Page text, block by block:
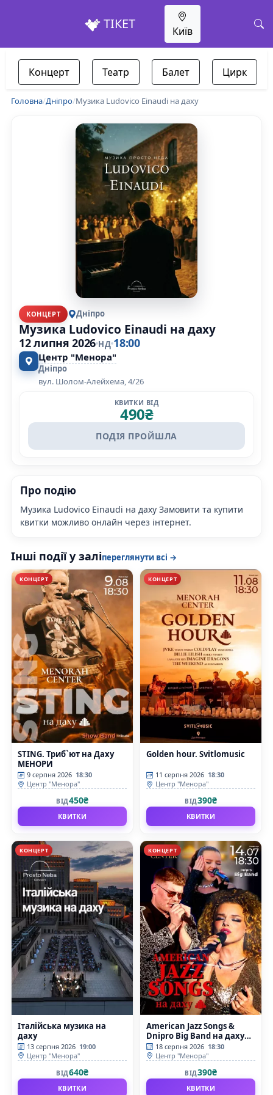
ТІКЕТ Київ
Концерт Театр Балет Цирк
Головна/Дніпро/Музика Ludovico Einaudi на даху
КОНЦЕРТ Дніпро
Музика Ludovico Einaudi на даху
12 липня 2026 НД 18:00
Центр "Менора"
Дніпро
вул. Шолом-Алейхема, 4/26
КВИТКИ ВІД
490₴
ПОДІЯ ПРОЙШЛА
Про подію
Музика Ludovico Einaudi на даху Замовити та купити
квитки можливо онлайн через інтернет.
Інші події у заліпереглянути всі →
КОНЦЕРТ
STING. Триб`ют на Даху
МЕНОРИ
9 серпня 2026 18:30
Центр "Менора"
ВІД450₴
КВИТКИ
КОНЦЕРТ
Golden hour. Svitlomusic
11 серпня 2026 18:30
Центр "Менора"
ВІД390₴
КВИТКИ
КОНЦЕРТ
Італійська музика на
даху
13 серпня 2026 19:00
Центр "Менора"
ВІД640₴
КВИТКИ
КОНЦЕРТ
American Jazz Songs &
Dnipro Big Band на даху
Менори
18 серпня 2026 18:30
Центр "Менора"
ВІД390₴
КВИТКИ